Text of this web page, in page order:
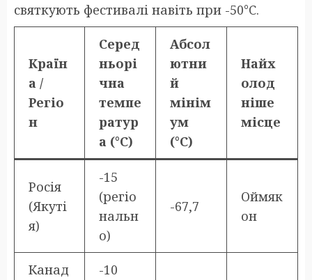
святкують фестивалі навіть при -50°C.
Країн
а /
Регіо
н
Серед
ньорі
чна
темпе
ратур
а (°C)
Абсол
ютни
й
мінім
ум
(°C)
Найх
олод
ніше
місце
Росія
(Якуті
я)
-15
(регіо
нальн
о)
-67,7
Оймяк
он
Канад
-10